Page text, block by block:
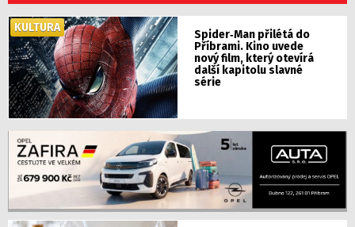
Spider‑Man přilétá do
Příbrami. Kino uvede
nový film, který otevírá
další kapitolu slavné
série
KULTURA